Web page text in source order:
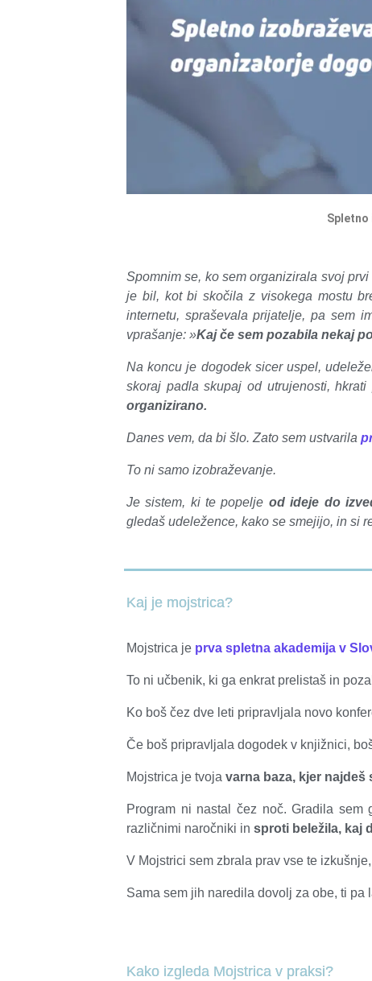
Spomnim se, ko sem organizirala svoj
je bil, kot bi skočila z visokega mostu
internetu, spraševala prijatelje, pa sem
vprašanje: »Kaj če sem pozabila nekaj
Na koncu je dogodek sicer uspel,
skoraj padla skupaj od utrujenosti,
organizirano.
Danes vem, da bi šlo. Zato sem ustvarila
To ni samo izobraževanje.
Je sistem, ki te popelje od ideje do
gledaš udeležence, kako se smejijo, in si
Kaj je mojstrica?
Mojstrica je prva spletna akademija v
To ni učbenik, ki ga enkrat prelistaš in
Ko boš čez dve leti pripravljala novo
Če boš pripravljala dogodek v knjižnici,
Mojstrica je tvoja varna baza, kjer najdeš
Program ni nastal čez noč. Gradila
različnimi naročniki in sproti beležila, kaj
V Mojstrici sem zbrala prav vse te
Sama sem jih naredila dovolj za obe, ti pa
Kako izgleda Mojstrica v praksi?